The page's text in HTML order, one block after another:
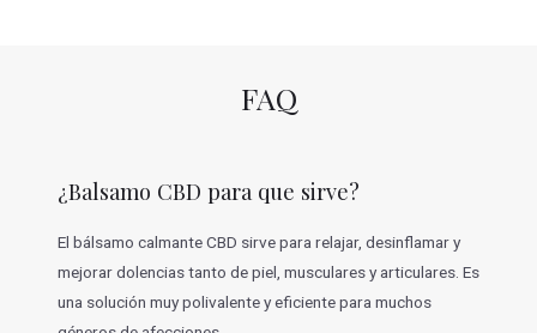
i
o
e
s
FAQ
¿Balsamo CBD para que sirve?
El bálsamo calmante CBD sirve para relajar, desinflamar y
mejorar dolencias tanto de piel, musculares y articulares. Es
una solución muy polivalente y eficiente para muchos